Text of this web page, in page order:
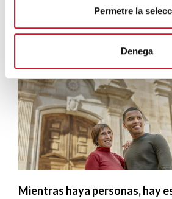
Permetre la
Denega
El mateix curs per a tothom ...
LEER MÁS
Mientras haya personas, hay